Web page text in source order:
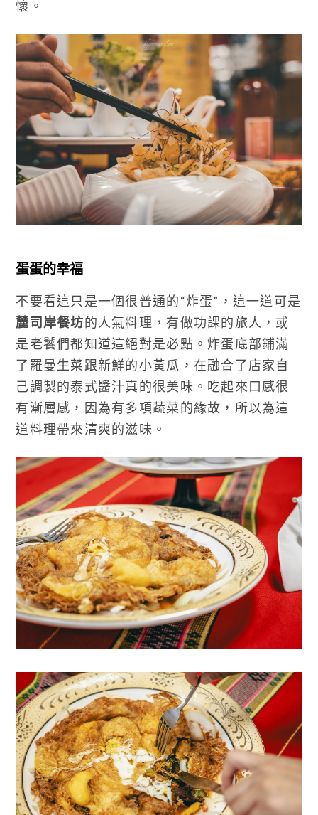
懷。
蛋蛋的幸福
不要看這只是一個很普通的“炸蛋”，這一道可是
麓司岸餐坊的人氣料理，有做功課的旅人，或
是老饕們都知道這絕對是必點。炸蛋底部鋪滿
了羅曼生菜跟新鮮的小黃瓜，在融合了店家自
己調製的泰式醬汁真的很美味。吃起來口感很
有漸層感，因為有多項蔬菜的緣故，所以為這
道料理帶來清爽的滋味。